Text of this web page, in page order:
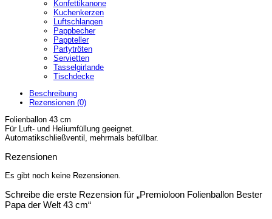
Konfettikanone
Kuchenkerzen
Luftschlangen
Pappbecher
Pappteller
Partytröten
Servietten
Tasselgirlande
Tischdecke
Beschreibung
Rezensionen (0)
Folienballon 43 cm
Für Luft- und Heliumfüllung geeignet.
Automatikschließventil, mehrmals befüllbar.
Rezensionen
Es gibt noch keine Rezensionen.
Schreibe die erste Rezension für „Premioloon Folienballon Bester
Papa der Welt 43 cm“